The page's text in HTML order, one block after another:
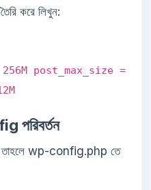
করে লিখুন:
post_max_size =
পরিবর্তন
তাহলে wp-config.php তে